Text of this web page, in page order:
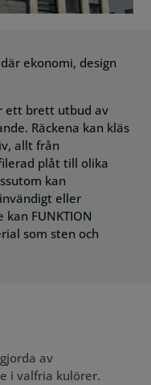
ekonomi, design
ett brett utbud av
Räckena kan kläs
allt från
plåt till olika
kan
eller
FUNKTION
som sten och
av
i valfria kulörer.